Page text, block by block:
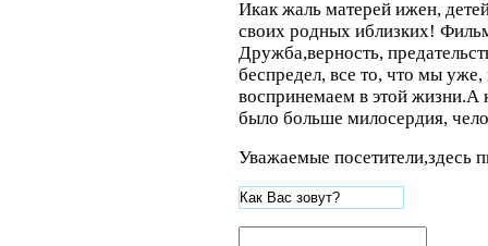
Икак жаль матерей ижен,
своих родных иблизких!
Дружба,верность,
беспредел, все то, что мы
воспринемаем в этой жизни.А
было больше милосердия,
Уважаемые посетители,здесь